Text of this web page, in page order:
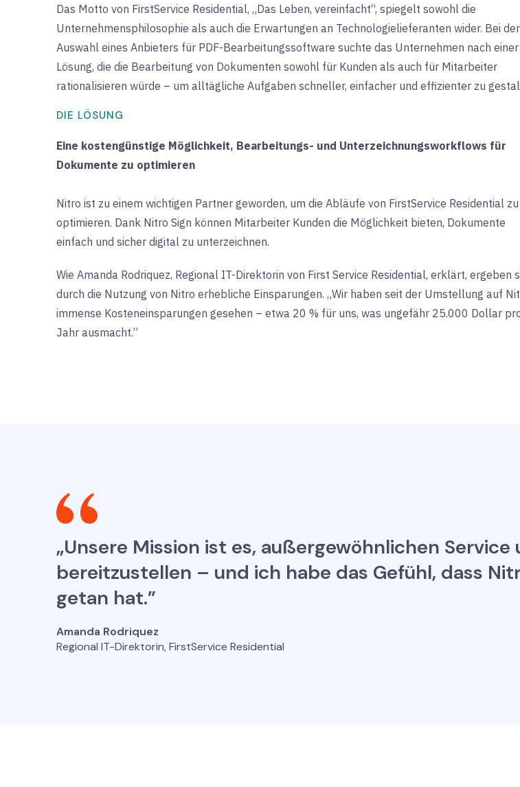
Das Motto von FirstService Residential, „Das Leben, vereinfacht“, spiegelt sowohl die
Unternehmensphilosophie als auch die Erwartungen an Technologielieferanten wider. Bei der
Auswahl eines Anbieters für PDF-Bearbeitungssoftware suchte das Unternehmen nach einer
Lösung, die die Bearbeitung von Dokumenten sowohl für Kunden als auch für Mitarbeiter
rationalisieren würde – um alltägliche Aufgaben schneller, einfacher und effizienter zu
DIE LÖSUNG
Eine kostengünstige Möglichkeit, Bearbeitungs- und Unterzeichnungsworkflows für
Dokumente zu optimieren
Nitro ist zu einem wichtigen Partner geworden, um die Abläufe von FirstService Residential zu
optimieren. Dank Nitro Sign können Mitarbeiter Kunden die Möglichkeit bieten, Dokumente
einfach und sicher digital zu unterzeichnen.
Wie Amanda Rodriquez, Regional IT-Direktorin von First Service Residential, erklärt, ergeben
durch die Nutzung von Nitro erhebliche Einsparungen. „Wir haben seit der Umstellung auf
immense Kosteneinsparungen gesehen – etwa 20 % für uns, was ungefähr 25.000 Dollar
Jahr ausmacht.”
„Unsere Mission ist es, außergewöhnlichen Service
bereitzustellen – und ich habe das Gefühl, dass
getan hat.”
Amanda Rodriquez
Regional IT-Direktorin, FirstService Residential